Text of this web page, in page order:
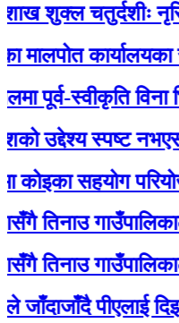
चतुर्दशीः नृसिंह
कार्यालयका सेवा
स्वीकृति विना
स्पष्ट नभएसम्म
सहयोग
गाउँपालिकाले
गाउँपालिकाले
पीएलाई दिइन्